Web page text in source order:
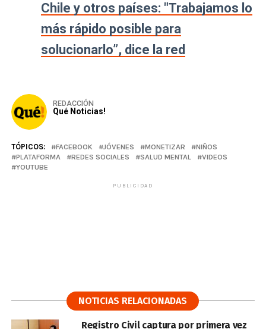
Chile y otros países: "Trabajamos lo
más rápido posible para
solucionarlo”, dice la red
REDACCIÓN
Qué Noticias!
TÓPICOS: FACEBOOK JÓVENES MONETIZAR
NIÑOS
PLATAFORMA
REDES SOCIALES SALUD MENTAL
VIDEOS
YOUTUBE
PUBLICIDAD
NOTICIAS RELACIONADAS
Registro Civil captura por primera vez